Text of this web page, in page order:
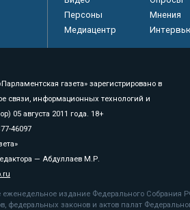
Персоны
Мнения
Медиацентр
газета» зарегистрировано в
связи, информационных технологий и
05 августа 2011 года. 18+
46097
— Абдуллаев М.Р.
еженедельное издание Федерального
федеральных законов и актов палат